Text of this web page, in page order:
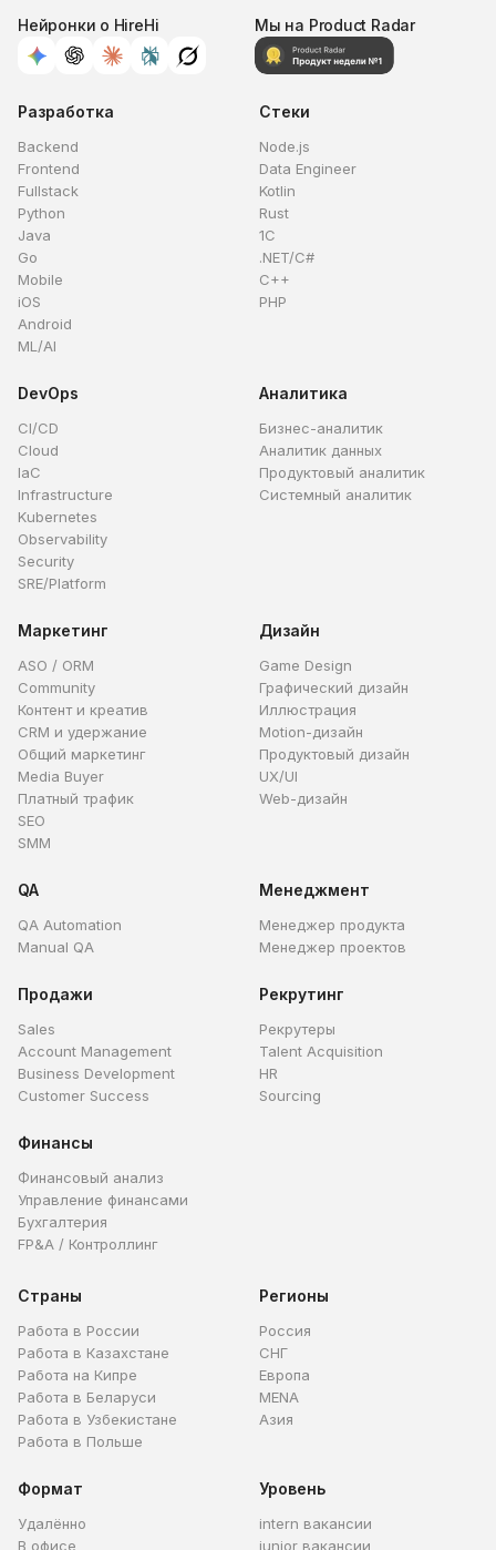
Нейронки о HireHi Мы на Product Radar
Разработка
Backend
Frontend
Fullstack
Python
Java
Go
Mobile
iOS
Android
ML/AI
Стеки
Node.js
Data Engineer
Kotlin
Rust
1C
.NET/C#
C++
PHP
DevOps
CI/CD
Cloud
IaC
Infrastructure
Kubernetes
Observability
Security
SRE/Platform
Аналитика
Бизнес-аналитик
Аналитик данных
Продуктовый аналитик
Системный аналитик
Маркетинг
ASO / ORM
Community
Контент и креатив
CRM и удержание
Общий маркетинг
Media Buyer
Платный трафик
SEO
SMM
Дизайн
Game Design
Графический дизайн
Иллюстрация
Motion-дизайн
Продуктовый дизайн
UX/UI
Web-дизайн
QA
QA Automation
Manual QA
Менеджмент
Менеджер продукта
Менеджер проектов
Продажи
Sales
Account Management
Business Development
Customer Success
Рекрутинг
Рекрутеры
Talent Acquisition
HR
Sourcing
Финансы
Финансовый анализ
Управление финансами
Бухгалтерия
FP&A / Контроллинг
Страны
Работа в России
Работа в Казахстане
Работа на Кипре
Работа в Беларуси
Работа в Узбекистане
Работа в Польше
Регионы
Россия
СНГ
Европа
MENA
Азия
Формат
Удалённо
В офисе
Уровень
intern вакансии
junior вакансии